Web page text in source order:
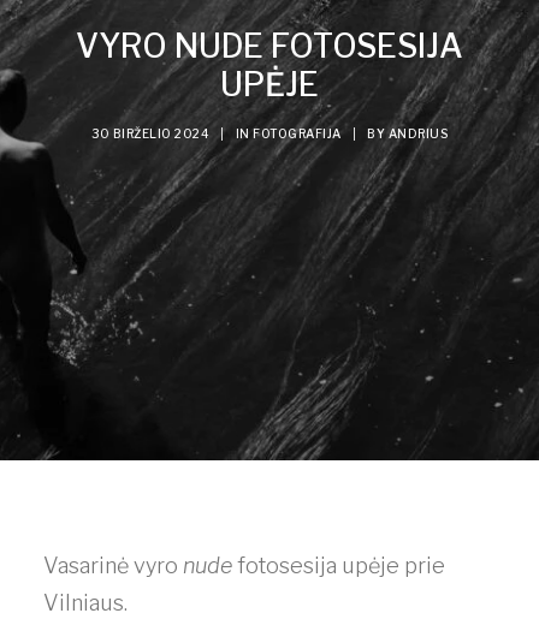
VYRO NUDE FOTOSESIJA
UPĖJE
30 BIRŽELIO 2024 | IN FOTOGRAFIJA BY ANDRIUS
Vasarinė vyro nudefotosesija upėje prie
Vilniaus.